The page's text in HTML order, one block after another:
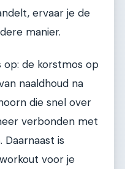
ervaar je de
manier.
de korstmos op
naaldhoud na
die snel over
verbonden met
is
voor je